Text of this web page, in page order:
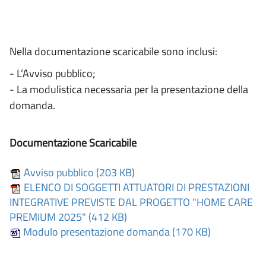
Nella documentazione scaricabile sono inclusi:
- L’Avviso pubblico;
- La modulistica necessaria per la presentazione della
domanda.
Documentazione Scaricabile
Avviso pubblico (203 KB)
ELENCO DI SOGGETTI ATTUATORI DI PRESTAZIONI
INTEGRATIVE PREVISTE DAL PROGETTO "HOME CARE
PREMIUM 2025" (412 KB)
Modulo presentazione domanda (170 KB)